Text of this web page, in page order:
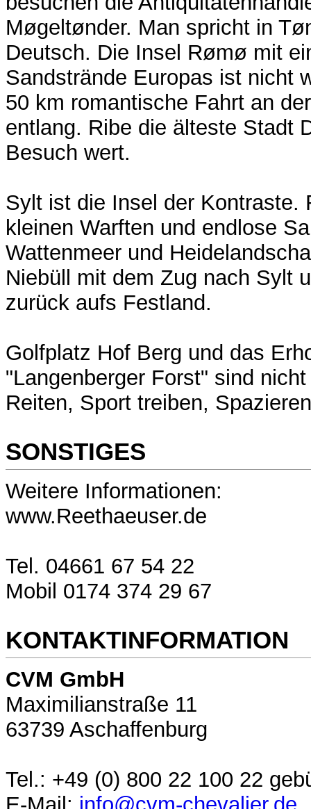
Møgeltønder. Man spricht in
Deutsch. Die Insel Rømø mit
Sandstrände Europas ist nicht
50 km romantische Fahrt an
entlang. Ribe die älteste Stadt
Besuch wert.
Sylt ist die Insel der Kontraste.
kleinen Warften und endlose
Wattenmeer und
Niebüll mit dem Zug nach Sylt
zurück aufs Festland.
Golfplatz Hof Berg und das
"Langenberger Forst" sind
Reiten, Sport treiben,
SONSTIGES
Weitere Informationen:
www.Reethaeuser.de
Tel. 04661 67 54 22
Mobil 0174 374 29 67
KONTAKTINFORMATION
CVM GmbH
Maximilianstraße 11
63739 Aschaffenburg
Tel.: +49 (0) 800 22 100 22